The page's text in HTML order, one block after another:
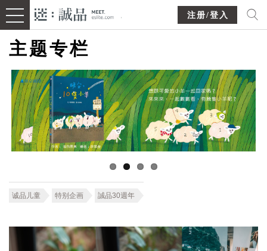
注册/登入
主题专栏
诚品儿童 特别企画 誠品30週年